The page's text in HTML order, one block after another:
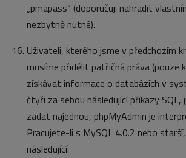
„pmapass“ (doporučuji nahradit
nezbytně nutné).
Uživateli, kterého jsme v předchozím
musíme přidělit patřičná práva (pouze
získávat informace o databázích v
čtyři za sebou následující příkazy SQL,
zadat najednou, phpMyAdmin je
Pracujete-li s MySQL 4.0.2 nebo
následující: